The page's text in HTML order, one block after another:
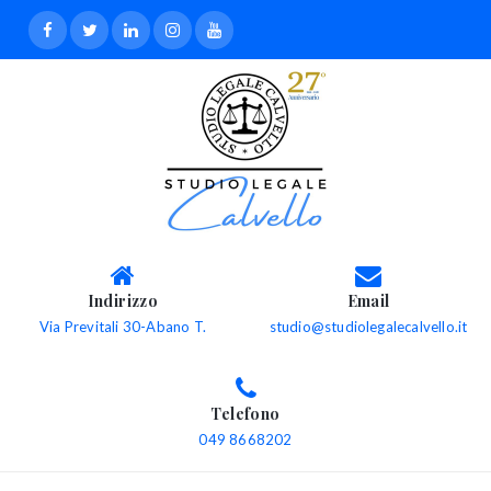
Indirizzo
Via Previtali 30-Abano T.
Email
studio@studiolegalecalvello.it
Telefono
049 8668202